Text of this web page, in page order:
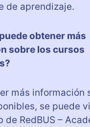
de aprendizaje.
obtener más
sobre los cursos
más información
se puede
de RedBUS –